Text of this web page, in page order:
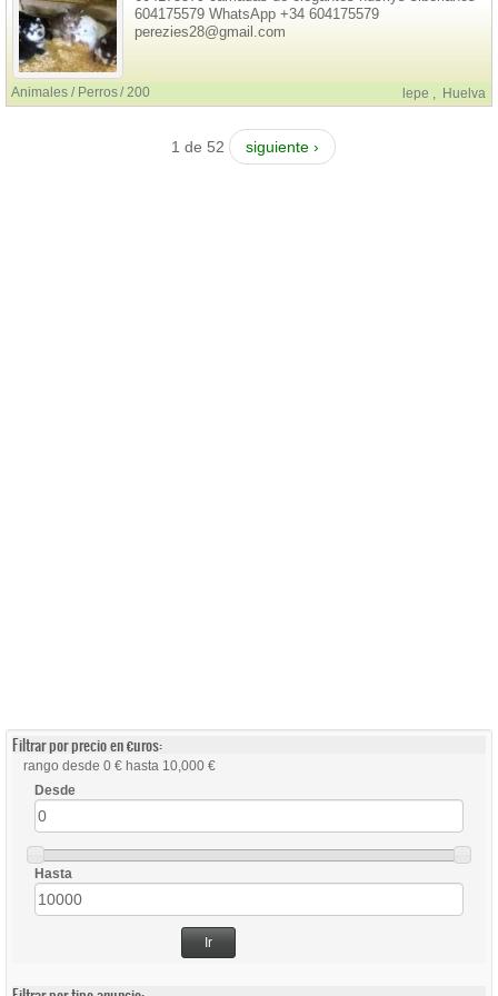
604175579 WhatsApp +34 604175579
perezies28@gmail.com
Animales / Perros 200 lepe , Huelva
1 de 52 siguiente ›
Filtrar por precio en €uros:
rango desde 0 € hasta 10,000 €
Desde
Hasta
Ir